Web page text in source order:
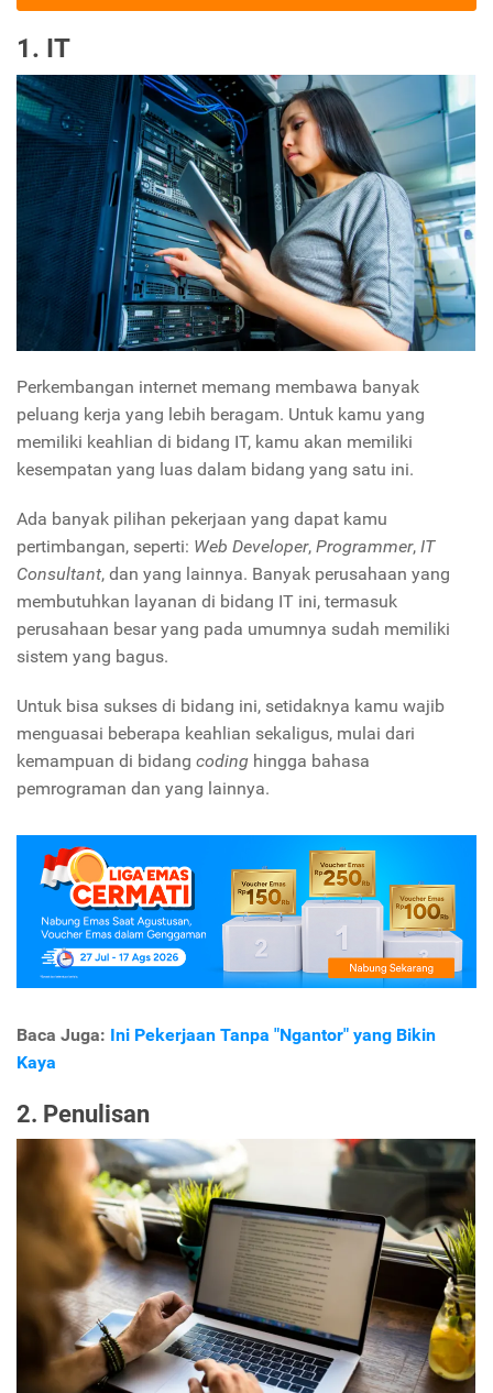
1. IT
Perkembangan internet memang membawa banyak
peluang kerja yang lebih beragam. Untuk kamu yang
memiliki keahlian di bidang IT, kamu akan memiliki
kesempatan yang luas dalam bidang yang satu ini.
Ada banyak pilihan pekerjaan yang dapat kamu
pertimbangan, seperti: Web Developer, Programmer, IT
Consultant, dan yang lainnya. Banyak perusahaan yang
membutuhkan layanan di bidang IT ini, termasuk
perusahaan besar yang pada umumnya sudah memiliki
sistem yang bagus.
Untuk bisa sukses di bidang ini, setidaknya kamu wajib
menguasai beberapa keahlian sekaligus, mulai dari
kemampuan di bidang coding hingga bahasa
pemrograman dan yang lainnya.
Baca Juga: Ini Pekerjaan Tanpa "Ngantor" yang Bikin
Kaya
2. Penulisan